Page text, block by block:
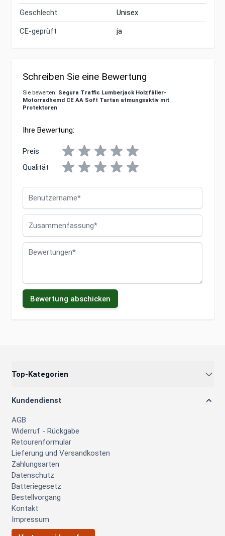
Geschlecht Unisex
CE-geprüft ja
Schreiben Sie eine Bewertung
Sie bewerten: Segura Traffic Lumberjack Holzfäller-
Motorradhemd CE AA Soft Tartan atmungsaktiv mit
Protektoren
Ihre Bewertung:
Preis
Qualität
Bewertungen
Bewertung abschicken
Top-Kategorien
Kundendienst
AGB
Widerruf - Rückgabe
Retourenformular
Lieferung und Versandkosten
Zahlungsarten
Datenschutz
Batteriegesetz
Bestellvorgang
Kontakt
Impressum